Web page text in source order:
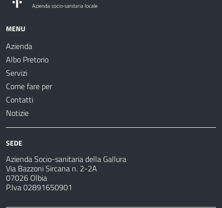
MENU
Azienda
Albo Pretorio
Servizi
Come fare per
Contatti
Notizie
SEDE
Azienda Socio-sanitaria della Gallura
Via Bazzoni Sircana n. 2-2A
07026 Olbia
P.Iva 02891650901